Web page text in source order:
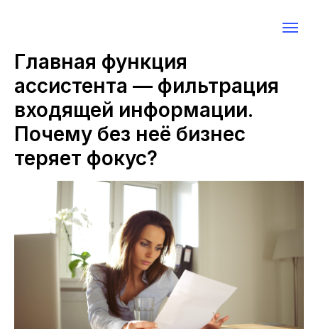
Главная функция
ассистента — фильтрация
входящей информации.
Почему без неё бизнес
теряет фокус?